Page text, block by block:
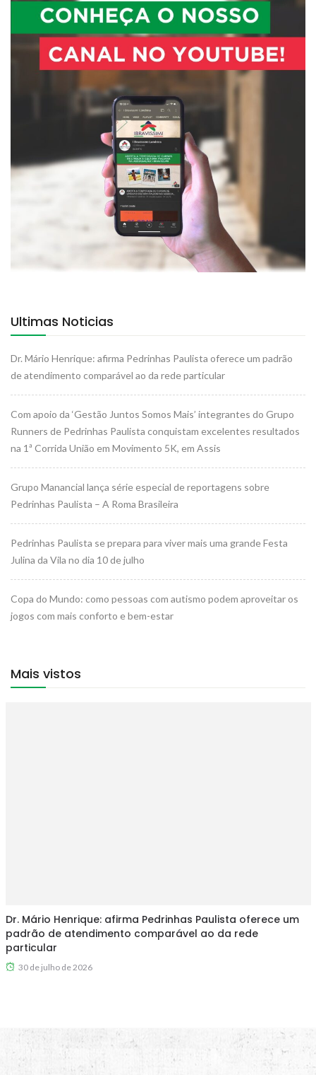
Ultimas Noticias
Dr. Mário Henrique: afirma Pedrinhas Paulista oferece um padrão
de atendimento comparável ao da rede particular
Com apoio da ‘Gestão Juntos Somos Mais’ integrantes do Grupo
Runners de Pedrinhas Paulista conquistam excelentes resultados
na 1ª Corrida União em Movimento 5K, em Assis
Grupo Manancial lança série especial de reportagens sobre
Pedrinhas Paulista – A Roma Brasileira
Pedrinhas Paulista se prepara para viver mais uma grande Festa
Julina da Vila no dia 10 de julho
Copa do Mundo: como pessoas com autismo podem aproveitar os
jogos com mais conforto e bem-estar
Mais vistos
Dr. Mário Henrique: afirma Pedrinhas Paulista oferece um
padrão de atendimento comparável ao da rede
particular
30 de julho de 2026